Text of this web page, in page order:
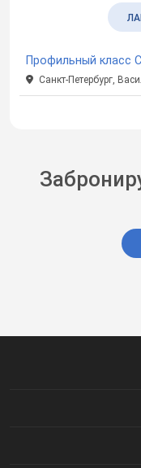
Санкт-Петербург,